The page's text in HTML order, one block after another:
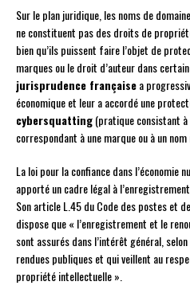
Sur le plan juridique, les noms de
ne constituent pas des droits de
bien qu’ils puissent faire l’objet de
marques ou le droit d’auteur dans
jurisprudence françaisea
économique et leur a accordé une
cybersquatting(pratique consistant
correspondant à une marque ou à un
La loi pour la confiance dans l’économie
apporté un cadre légal à
Son article L.45 du Code des postes et
dispose que « l’enregistrement et le
sont assurés dans l’intérêt général,
rendues publiques et qui veillent au
propriété intellectuelle ».